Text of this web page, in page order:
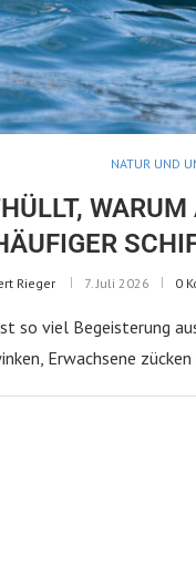
NATUR UND
Rieger 7. Juli 2026 0
so viel Begeisterung
Erwachsene